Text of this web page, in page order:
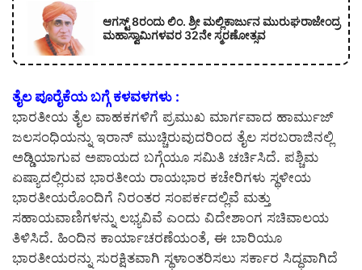
ಆಗಸ್ಟ್ 8ರಂದು ಲಿಂ. ಶ್ರೀ ಮಲ್ಲಿಕಾರ್ಜುನ ಮುರುಘರಾಜೇಂದ್ರ
ಮಹಾಸ್ವಾಮಿಗಳವರ 32ನೇ ಸ್ಮರಣೋತ್ಸವ
ತೈಲ ಪೂರೈಕೆಯ ಬಗ್ಗೆ ಕಳವಳಗಳು :
ಭಾರತೀಯ ತೈಲ ವಾಹಕಗಳಿಗೆ ಪ್ರಮುಖ ಮಾರ್ಗವಾದ ಹಾರ್ಮುಜ್
ಜಲಸಂಧಿಯನ್ನು ಇರಾನ್ ಮುಚ್ಚಿರುವುದರಿಂದ ತೈಲ ಸರಬರಾಜಿನಲ್ಲಿ
ಅಡ್ಡಿಯಾಗುವ ಅಪಾಯದ ಬಗ್ಗೆಯೂ ಸಮಿತಿ ಚರ್ಚಿಸಿದೆ. ಪಶ್ಚಿಮ
ಏಷ್ಯಾದಲ್ಲಿರುವ ಭಾರತೀಯ ರಾಯಭಾರ ಕಚೇರಿಗಳು ಸ್ಥಳೀಯ
ಭಾರತೀಯರೊಂದಿಗೆ ನಿರಂತರ ಸಂಪರ್ಕದಲ್ಲಿವೆ ಮತ್ತು
ಸಹಾಯವಾಣಿಗಳನ್ನು ಲಭ್ಯವಿವೆ ಎಂದು ವಿದೇಶಾಂಗ ಸಚಿವಾಲಯ
ತಿಳಿಸಿದೆ. ಹಿಂದಿನ ಕಾರ್ಯಾಚರಣೆಯಂತೆ, ಈ ಬಾರಿಯೂ
ಭಾರತೀಯರನ್ನು ಸುರಕ್ಷಿತವಾಗಿ ಸ್ಥಳಾಂತರಿಸಲು ಸರ್ಕಾರ ಸಿದ್ಧವಾಗಿದೆ